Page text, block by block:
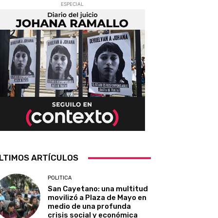
ESPECIAL
ARTÍCULOS
POLITICA
San Cayetano: una multitud
movilizó a Plaza de Mayo en
medio de una profunda
crisis social y económica